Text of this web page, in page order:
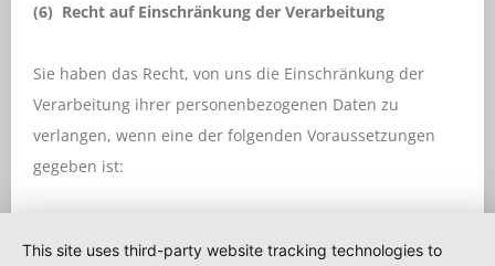
(6) Recht auf Einschränkung der Verarbeitung
Sie haben das Recht, von uns die Einschränkung der
Verarbeitung ihrer personenbezogenen Daten zu
verlangen, wenn eine der folgenden Voraussetzungen
gegeben ist:
der betroffenen Person bestritten wird, und zwar
This site uses third-party website tracking technologies to